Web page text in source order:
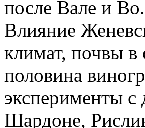
после Вале и
Влияние
климат, почвы в
половина
эксперименты
Шардоне,